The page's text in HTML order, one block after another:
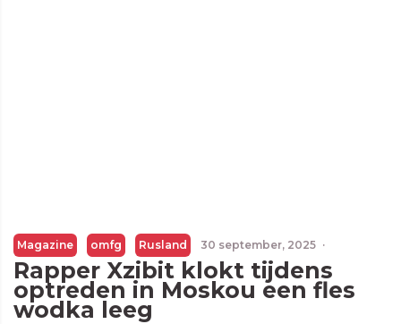
Magazine omfg Rusland 30 september, 2025 ·
Rapper Xzibit klokt tijdens
optreden in Moskou een fles
wodka leeg